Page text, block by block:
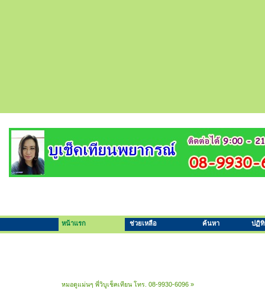
หน้าแรก ช่วยเหลือ ค้นหา ปฏิ
หมอดูแม่นๆ พี่วิบูเช็คเทียน โทร. 08-9930-6096 »